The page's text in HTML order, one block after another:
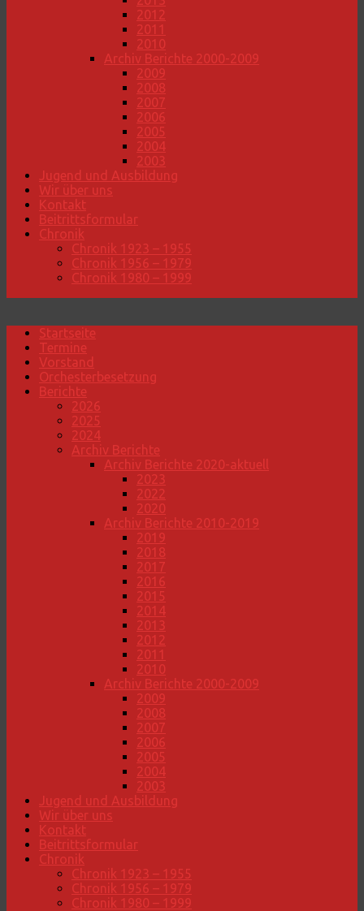
2012
2011
2010
Archiv Berichte 2000-2009
2009
2008
2007
2006
2005
2004
2003
Jugend und Ausbildung
Wir über uns
Kontakt
Beitrittsformular
Chronik
Chronik 1923 – 1955
Chronik 1956 – 1979
Chronik 1980 – 1999
Startseite
Termine
Vorstand
Orchesterbesetzung
Berichte
2026
2025
2024
Archiv Berichte
Archiv Berichte 2020-aktuell
2023
2022
2020
Archiv Berichte 2010-2019
2019
2018
2017
2016
2015
2014
2013
2012
2011
2010
Archiv Berichte 2000-2009
2009
2008
2007
2006
2005
2004
2003
Jugend und Ausbildung
Wir über uns
Kontakt
Beitrittsformular
Chronik
Chronik 1923 – 1955
Chronik 1956 – 1979
Chronik 1980 – 1999